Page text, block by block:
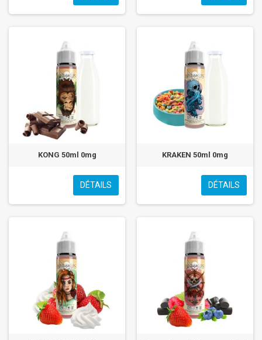
KONG 50ml 0mg
DÉTAILS
KRAKEN 50ml 0mg
DÉTAILS